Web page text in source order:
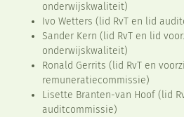
onderwijskwaliteit)
Ivo Wetters (lid RvT en lid
Sander Kern (lid RvT en lid
onderwijskwaliteit)
Ronald Gerrits (lid RvT en
remuneratiecommissie)
Lisette Branten-van Hoof (lid
auditcommissie)